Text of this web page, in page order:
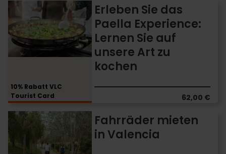
10% Rabatt VLC
Tourist Card
Erleben Sie das
Paella Experience:
Lernen Sie auf
unsere Art zu
kochen
62,00 €
Erleben
Sie
das
Paella
Experience:
Lernen
unsere
Art
zu
Fahrräder mieten
in Valencia
Fahrräder
Valencia